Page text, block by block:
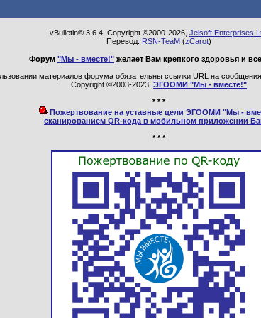
vBulletin® 3.6.4, Copyright ©2000-2026, Jelsoft Enterprises
Перевод: RSN-TeaM (zCarot)
Форум "Мы - вместе!" желает Вам крепкого здоровья и
материалов форума обязательны ссылки URL на
Copyright ©2003-2023, ЭГООМИ "Мы - вместе!"
* * *
Пожертвование на уставные цели ЭГООМИ "Мы -
сканированием QR-кода в мобильном приложении
* * *